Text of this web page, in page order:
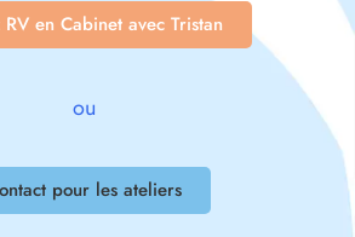
RV en Cabinet avec Tristan
ou
pour les ateliers